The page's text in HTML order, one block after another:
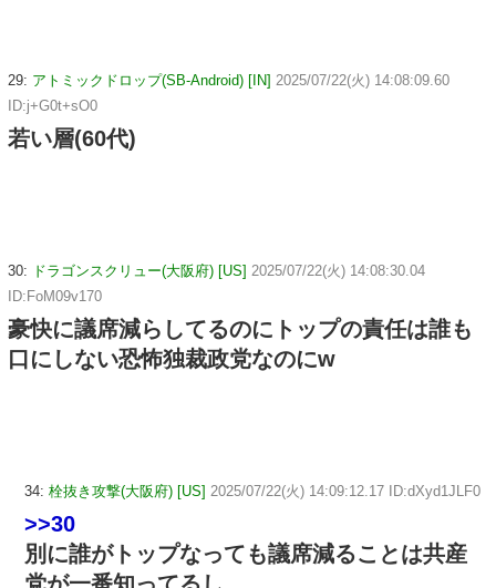
29: アトミックドロップ(SB-Android) [IN] 2025/07/22(火) 14:08:09.60
ID:j+G0t+sO0
若い層(60代)
30: ドラゴンスクリュー(大阪府) [US] 2025/07/22(火) 14:08:30.04
ID:FoM09v170
豪快に議席減らしてるのにトップの責任は誰も
口にしない恐怖独裁政党なのにw
34: 栓抜き攻撃(大阪府) [US] 2025/07/22(火) 14:09:12.17 ID:dXyd1JLF0
>>30
別に誰がトップなっても議席減ることは共産